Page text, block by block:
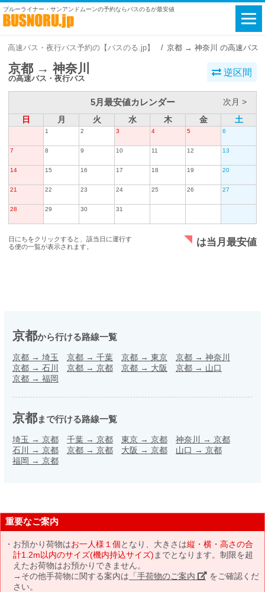
ブルーライナー・サンアンドムーンの予約ならバスのるが最安値
高速バス・夜行バス予約の【バスのる.jp】 京都 → 神奈川 の高速バス
京都 → 神奈川
の高速バス・夜行バス
逆区間
5月最安値カレンダー
次月 >
日
月 火 水 木 金 土
1 2 3 4 5 6
7 8 9 10 11 12 13
14 15 16 17 18 19 20
21 22 23 24 25 26 27
28 29 30 31
日にちをクリックすると、該当日に運行す
る便の一覧が表示されます。
は当月最安値
京都から行ける路線一覧
京都 → 埼玉 京都 → 千葉 京都 → 東京 京都 → 神奈川
京都 → 石川 京都 → 京都 京都 → 大阪 京都 → 山口
京都 → 福岡
京都まで行ける路線一覧
埼玉 → 京都 千葉 → 京都 東京 → 京都 神奈川 → 京都
石川 → 京都 京都 → 京都 大阪 → 京都 山口 → 京都
福岡 → 京都
重要なご案内
お預かり荷物はお一人様１個となり、大きさは縦・横・高さの合
計1.2m以内のサイズ(機内持込サイズ) までとなります。制限を超
えたお荷物はお預かりできません。
→その他手荷物に関する案内は 「手荷物のご案内」 をご確認くだ
さい。